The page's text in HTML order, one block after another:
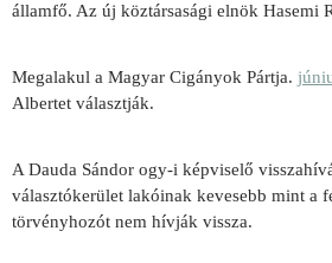
államfő. Az új köztársasági elnök Hasemi
Megalakul a Magyar Cigányok Pártja.
Albertet választják.
A Dauda Sándor ogy-i képviselő
választókerület lakóinak kevesebb mint a
törvényhozót nem hívják vissza.